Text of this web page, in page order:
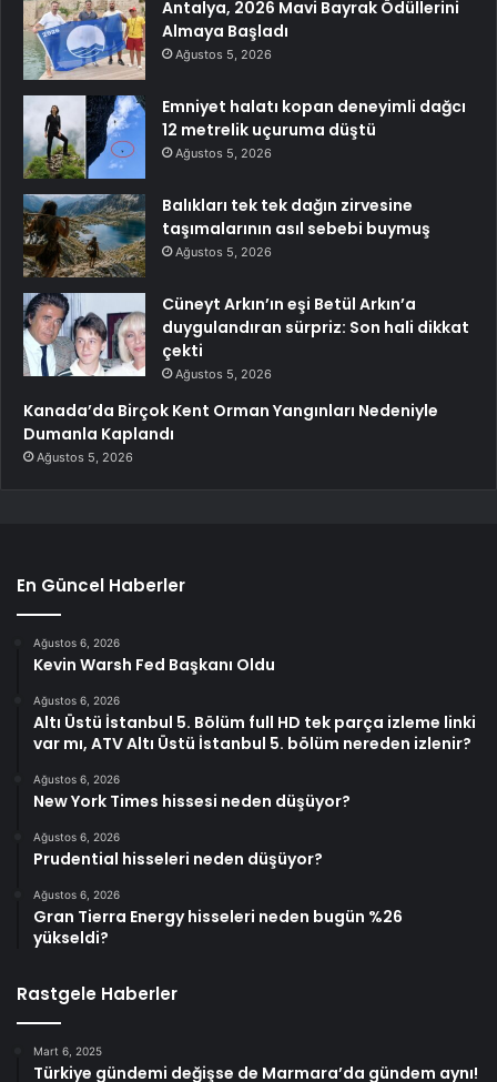
Antalya, 2026 Mavi Bayrak Ödüllerini
Almaya Başladı
Ağustos 5, 2026
Emniyet halatı kopan deneyimli dağcı
12 metrelik uçuruma düştü
Ağustos 5, 2026
Balıkları tek tek dağın zirvesine
taşımalarının asıl sebebi buymuş
Ağustos 5, 2026
Cüneyt Arkın’ın eşi Betül Arkın’a
duygulandıran sürpriz: Son hali dikkat
çekti
Ağustos 5, 2026
Kanada’da Birçok Kent Orman Yangınları Nedeniyle
Dumanla Kaplandı
Ağustos 5, 2026
En Güncel Haberler
Ağustos 6, 2026
Kevin Warsh Fed Başkanı Oldu
Ağustos 6, 2026
Altı Üstü İstanbul 5. Bölüm full HD tek parça izleme linki
var mı, ATV Altı Üstü İstanbul 5. bölüm nereden izlenir?
Ağustos 6, 2026
New York Times hissesi neden düşüyor?
Ağustos 6, 2026
Prudential hisseleri neden düşüyor?
Ağustos 6, 2026
Gran Tierra Energy hisseleri neden bugün %26
yükseldi?
Rastgele Haberler
Mart 6, 2025
Türkiye gündemi değişse de Marmara’da gündem aynı!